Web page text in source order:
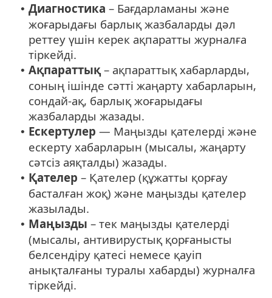
• Диагностика – Бағдарламаны және
жоғарыдағы барлық жазбаларды дәл
реттеу үшін керек ақпаратты журналға
тіркейді.
• Ақпараттық– ақпараттық хабарларды,
соның ішінде сәтті жаңарту хабарларын,
сондай-ақ, барлық жоғарыдағы
жазбаларды жазады.
• Ескертулер — Маңызды қателерді және
ескерту хабарларын (мысалы, жаңарту
сәтсіз аяқталды) жазады.
• Қателер – Қателер (құжатты қорғау
басталған жоқ) және маңызды қателер
жазылады.
• Маңызды – тек маңызды қателерді
(мысалы, антивирустық қорғанысты
белсендіру қатесі немесе қауіп
анықталғаны туралы хабарды) журналға
тіркейді.